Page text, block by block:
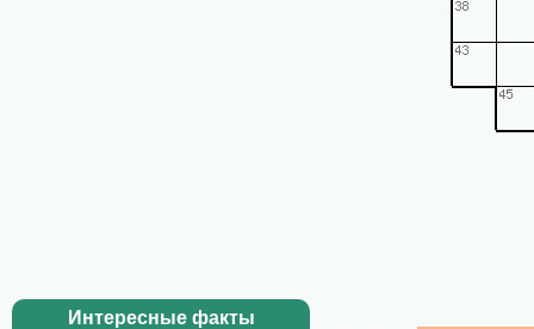
Интересные факты